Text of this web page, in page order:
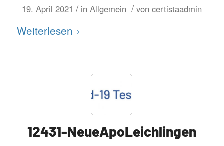
19. April 2021 / in Allgemein / von certistaadmin
Weiterlesen
12431-NeueApoLeichlingen